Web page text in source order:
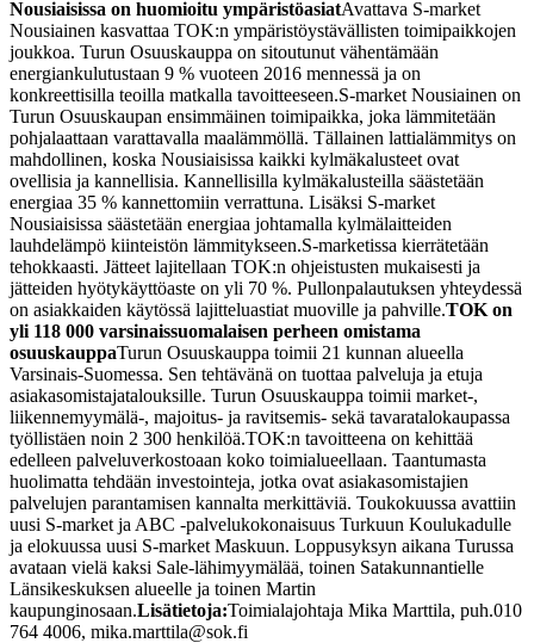
Nousiaisissa on huomioitu ympäristöasiatAvattava S-market
Nousiainen kasvattaa TOK:n ympäristöystävällisten toimipaikkojen
joukkoa. Turun Osuuskauppa on sitoutunut vähentämään
energiankulutustaan 9 % vuoteen 2016 mennessä ja on
konkreettisilla teoilla matkalla tavoitteeseen.S-market Nousiainen on
Turun Osuuskaupan ensimmäinen toimipaikka, joka lämmitetään
pohjalaattaan varattavalla maalämmöllä. Tällainen lattialämmitys on
mahdollinen, koska Nousiaisissa kaikki kylmäkalusteet ovat
ovellisia ja kannellisia. Kannellisilla kylmäkalusteilla säästetään
energiaa 35 % kannettomiin verrattuna. Lisäksi S-market
Nousiaisissa säästetään energiaa johtamalla kylmälaitteiden
lauhdelämpö kiinteistön lämmitykseen.S-marketissa kierrätetään
tehokkaasti. Jätteet lajitellaan TOK:n ohjeistusten mukaisesti ja
jätteiden hyötykäyttöaste on yli 70 %. Pullonpalautuksen yhteydessä
on asiakkaiden käytössä lajitteluastiat muoville ja pahville.TOK on
yli 118 000 varsinaissuomalaisen perheen omistama
osuuskauppaTurun Osuuskauppa toimii 21 kunnan alueella
Varsinais-Suomessa. Sen tehtävänä on tuottaa palveluja ja etuja
asiakasomistajatalouksille. Turun Osuuskauppa toimii market-,
liikennemyymälä-, majoitus- ja ravitsemis- sekä tavaratalokaupassa
työllistäen noin 2 300 henkilöä.TOK:n tavoitteena on kehittää
edelleen palveluverkostoaan koko toimialueellaan. Taantumasta
huolimatta tehdään investointeja, jotka ovat asiakasomistajien
palvelujen parantamisen kannalta merkittäviä. Toukokuussa avattiin
uusi S-market ja ABC -palvelukokonaisuus Turkuun Koulukadulle
ja elokuussa uusi S-market Maskuun. Loppusyksyn aikana Turussa
avataan vielä kaksi Sale-lähimyymälää, toinen Satakunnantielle
Länsikeskuksen alueelle ja toinen Martin
kaupunginosaan.Lisätietoja:Toimialajohtaja Mika Marttila, puh.010
764 4006, mika.marttila@sok.fi